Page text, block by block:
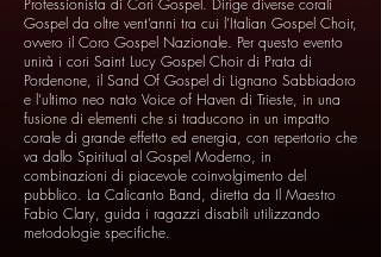
Professionista di Cori Gospel. Dirige diverse corali
Gospel da oltre vent’anni tra cui l’Italian Gospel Choir,
ovvero il Coro Gospel Nazionale. Per questo evento
unirà i cori Saint Lucy Gospel Choir di Prata di
Pordenone, il Sand Of Gospel di Lignano Sabbiadoro
e l’ultimo neo nato Voice of Haven di Trieste, in una
fusione di elementi che si traducono in un impatto
corale di grande effetto ed energia, con repertorio che
va dallo Spiritual al Gospel Moderno, in
combinazioni di piacevole coinvolgimento del
pubblico. La Calicanto Band, diretta da Il Maestro
Fabio Clary, guida i ragazzi disabili utilizzando
metodologie specifiche.